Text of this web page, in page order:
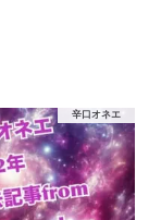
辛口オネエ